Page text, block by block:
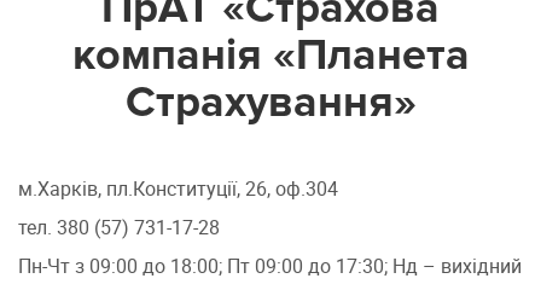
компанія «Планета
Страхування»
м.Харків, пл.Конституції, 26, оф.304
тел. 380 (57) 731-17-28
Пн-Чт з 09:00 до 18:00; Пт 09:00 до 17:30; Нд – вихідний